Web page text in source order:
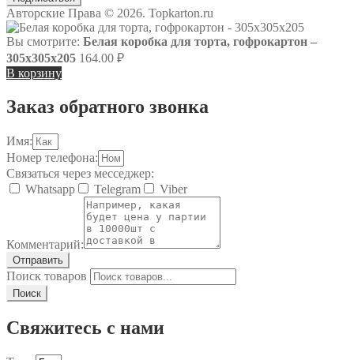
Авторские Права © 2026. Topkarton.ru
Вы смотрите: Белая коробка для торта, гофрокартон –
305х305х205 164.00 ₽
В корзину
Заказ обратного звонка
Имя:
Номер телефона:
Связаться через месседжер:
Whatsapp
Telegram Viber
Комментарий:
Отправить
Поиск товаров
Поиск
Свяжитесь с нами